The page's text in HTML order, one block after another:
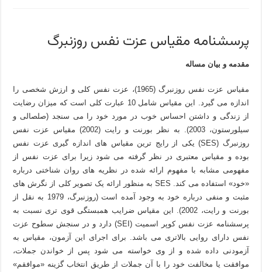
پرسشنامه مقیاس عزت نفس روزنبرگ
مقدمه و بیان مساله
مقیاس عزت نفس روزنبرگ (1965)، عزت نفس کلی و ارزش شخصی را
اندازه می گیرد. این مقیاس شامل 10 عبارت کلی است که میزان رضایت
از زندگی و داشتن احساس خوب در مورد خود را می سنجد (صلصالی و
سیلورستون، 2003). به نظر بورنت و رایت (2002) مقیاس عزت نفس
روزنبرگ (SES) یکی از رایج ترین مقیاس های اندازه گیری عزت نفس
بوده و مقیاس معتبری در نظر گرفته می شود زیرا برای عزت نفس از
مفهومی مشابه با مفهوم ارائه شده در نظریه های روان شناختی درباره
«خود» استفاده می کند. SES به منظور ارائه یک تصویر کلی از نگرش های
مثبت و منفی درباره خود به وجود آمده است (روزنبرگ، 1979 به نقل از
بورنت و رایت، 2002). این مقیاس ضرایب همبستگی قوی تری نسبت به
پرسشنامه عزت نفس کوپر اسمیت (SEI) دارد و در سنجش سطوح عزت
نفس دارای روایی بالاتری می باشد. برای اجرای این آزمون، مقیاس به
آزمودنی داده شده و از وی خواسته می شود پس از خواندن جملات،
موافقت یا مخالفت خود را با آن جملات از طریق انتخاب گزینه «موافقم»